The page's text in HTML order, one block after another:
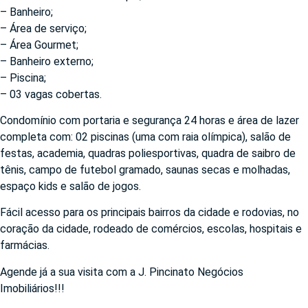
– Banheiro;
– Área de serviço;
– Área Gourmet;
– Banheiro externo;
– Piscina;
– 03 vagas cobertas.
Condomínio com portaria e segurança 24 horas e área de lazer
completa com: 02 piscinas (uma com raia olímpica), salão de
festas, academia, quadras poliesportivas, quadra de saibro de
tênis, campo de futebol gramado, saunas secas e molhadas,
espaço kids e salão de jogos.
Fácil acesso para os principais bairros da cidade e rodovias, no
coração da cidade, rodeado de comércios, escolas, hospitais e
farmácias.
Agende já a sua visita com a J. Pincinato Negócios
Imobiliários!!!